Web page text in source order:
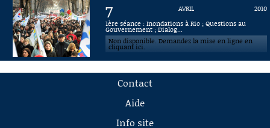
7 AVRIL
2010
1ère séance : Inondations à Rio ; Questions au
Gouvernement ; Dialog...
Non disponible. Demandez la mise en ligne en
cliquant ici.
Contact
Aide
Info site